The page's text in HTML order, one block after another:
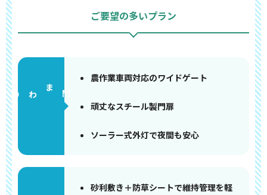
ご要望の多いプラン
門まわり
農作業車両対応のワイドゲート
頑丈なスチール製門扉
ソーラー式外灯で夜間も安心
砂利敷き＋防草シートで維持管理を軽